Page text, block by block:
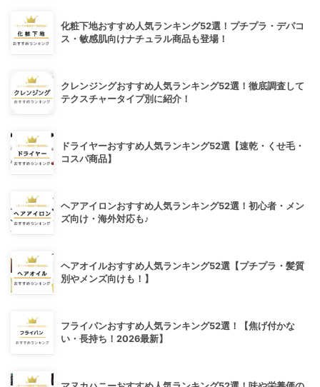
化粧下地おすすめ人気ランキング52選！プチプラ・デパコ
ス・敏感肌向けナチュラル商品も登場！
クレンジングおすすめ人気ランキング52選！徹底調査して
テクスチャータイプ別に紹介！
ドライヤーおすすめ人気ランキング52選【速乾・くせ毛・
コスパ商品】
ヘアアイロンおすすめ人気ランキング52選！初心者・メン
ズ向け・海外対応も♪
ヘアオイルおすすめ人気ランキング52選【プチプラ・髪質
別やメンズ向けも！】
フライパンおすすめ人気ランキング52選！【焦げ付かな
い・長持ち！2026最新】